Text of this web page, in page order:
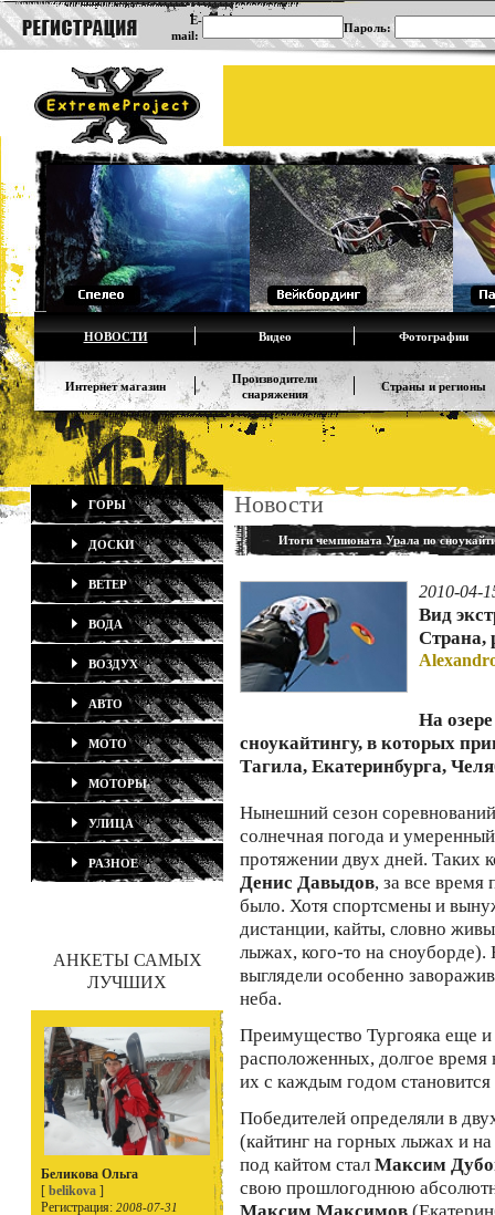
E-
mail:
Пароль:
НОВОСТИ Видео Фотографии
Интернет магазин
Производители
снаряжения
Страны и регионы
ГОРЫ
ДОСКИ
ВЕТЕР
ВОДА
ВОЗДУХ
АВТО
МОТО
МОТОРЫ
УЛИЦА
РАЗНОЕ
АНКЕТЫ САМЫХ
ЛУЧШИХ
Беликова Ольга
[ belikova ]
Регистрация: 2008-07-31
Новости
Итоги чемпионата Урала по
2010-04-
Вид
Страна,
На
сноукайтингу, в которых
Тагила, Екатеринбурга,
Нынешний сезон
солнечная погода и
протяжении двух дней. Таких
Денис Давыдов, за все
было. Хотя спортсмены и
дистанции, кайты, словно
лыжах, кого-то на
выглядели особенно
неба.
Преимущество Тургояка еще и
расположенных, долгое время
их с каждым годом
Победителей определяли в
(кайтинг на горных лыжах и
под кайтом стал Максим
свою прошлогоднюю